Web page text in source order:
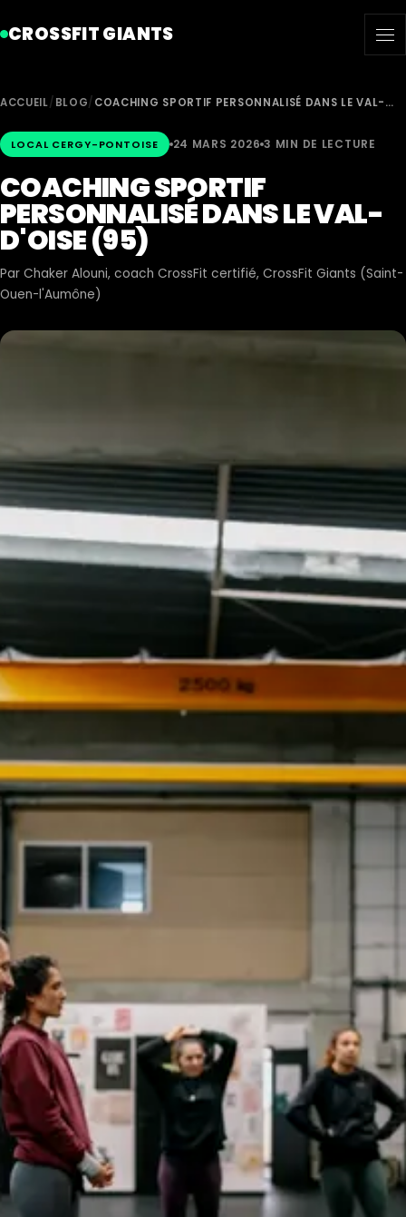
CROSSFIT GIANTS
ACCUEIL/ BLOG/ COACHING SPORTIF PERSONNALISÉ DANS LE VAL-…
LOCAL CERGY-PONTOISE 24 MARS 2026 3 MIN DE LECTURE
COACHING SPORTIF
PERSONNALISÉ DANS LE VAL-
D'OISE (95)
Par Chaker Alouni, coach CrossFit certifié, CrossFit Giants (Saint-
Ouen-l'Aumône)